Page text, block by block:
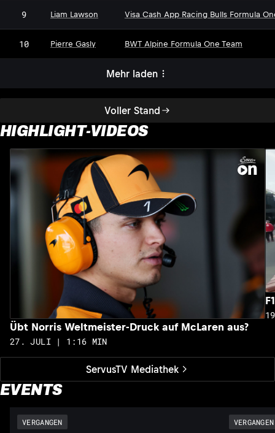
Voller Stand
9 Liam Lawson Visa Cash App Racing Bulls Formula
10 Pierre Gasly BWT Alpine Formula One Team
Mehr laden
HIGHLIGHT-VIDEOS
ServusTV Mediathek
Übt Norris Weltmeister-Druck auf McLaren aus?
27. JULI | 1:16 MIN
EVENTS
VERGANGEN VERGANGEN